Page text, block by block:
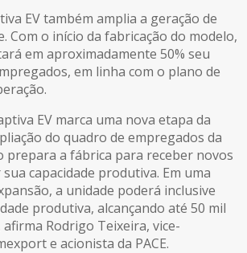
EV também amplia a geração de
Com o início da fabricação do modelo,
em aproximadamente 50% seu
em linha com o plano de
EV marca uma nova etapa da
do quadro de empregados da
prepara a fábrica para receber novos
capacidade produtiva. Em uma
a unidade poderá inclusive
produtiva, alcançando até 50 mil
Rodrigo Teixeira, vice-
e acionista da PACE.